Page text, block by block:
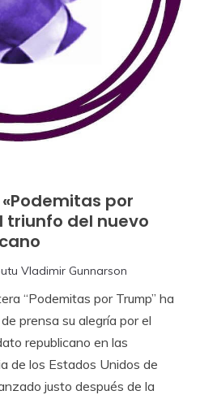
por
triunfo del nuevo
Vladimir Gunnarson
“Podemitas por Trump” ha
prensa su alegría por el
republicano en las
de los Estados Unidos de
justo después de la